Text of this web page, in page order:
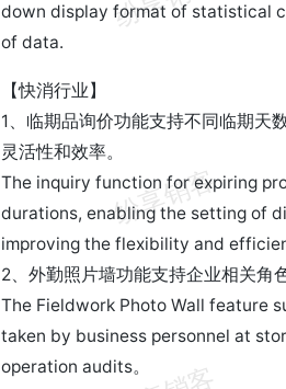
down display format of statistical
of data.
【快消行业】
1、临期品询价功能支持不同临期天
灵活性和效率。
The inquiry function for expiring
durations, enabling the setting of
improving the flexibility and
2、外勤照片墙功能支持企业相关角
The Fieldwork Photo Wall feature
taken by business personnel at
operation audits。